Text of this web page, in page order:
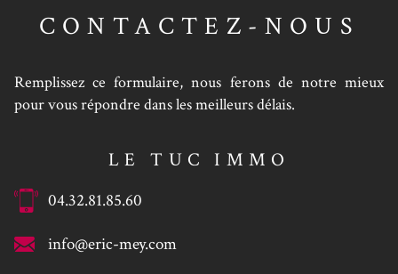
CONTACTEZ-NOUS
Remplissez ce formulaire, nous ferons de notre mieux
pour vous répondre dans les meilleurs délais.
LE TUC IMMO
04.32.81.85.60
info@eric-mey.com